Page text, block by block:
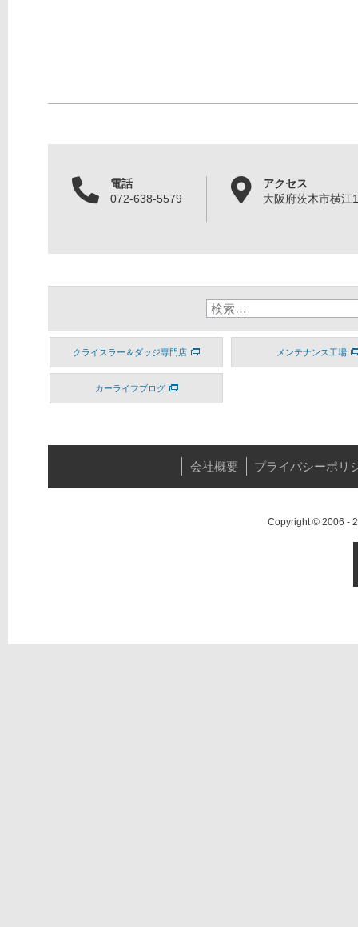
電話
072-638-5579
アクセス
大阪府茨木市横江
クライスラー＆ダッジ専門店 メンテナンス工場
カーライフブログ
会社概要 プライバシーポリ
Copyright © 2006 -